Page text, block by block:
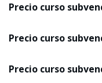
Precio curso
Precio curso
Precio curso